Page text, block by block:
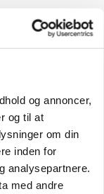
og annoncer,
og til at
om din
inden for
analysepartnere.
med andre